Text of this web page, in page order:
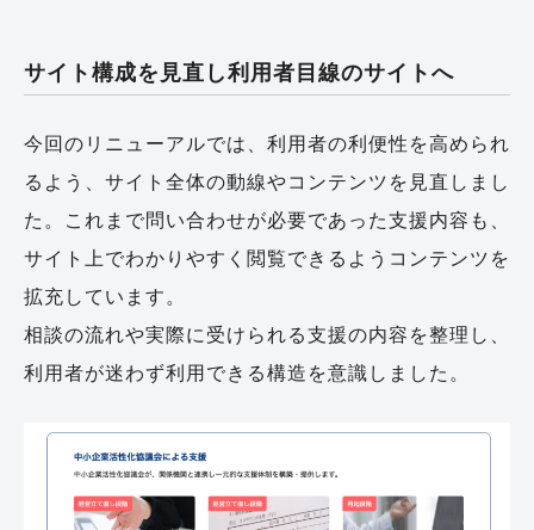
サイト構成を見直し利用者目線のサイトへ
今回のリニューアルでは、利用者の利便性を高められ
るよう、サイト全体の動線やコンテンツを見直しまし
た。これまで問い合わせが必要であった支援内容も、
サイト上でわかりやすく閲覧できるようコンテンツを
拡充しています。
相談の流れや実際に受けられる支援の内容を整理し、
利用者が迷わず利用できる構造を意識しました。